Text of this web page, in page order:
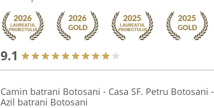
9.1
Camin batrani Botosani - Casa SF. Petru Botosani -
Azil batrani Botosani